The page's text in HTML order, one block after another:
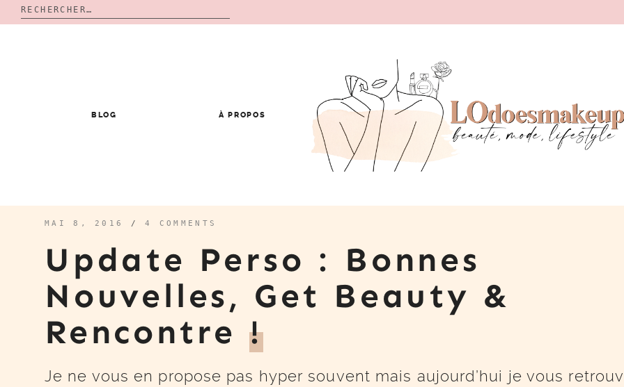
Rechercher :
BLOG À PROPOS
MAI 8, 2016 /4 COMMENTS
Update Perso : Bonnes
Nouvelles, Get Beauty &
Rencontre !
Je ne vous en propose pas hyper souvent mais aujourd’hui je vous